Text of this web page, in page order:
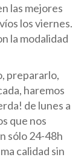
las mejores
los viernes.
la modalidad
prepararlo,
haremos
de lunes a
que nos
sólo 24-48h
calidad sin